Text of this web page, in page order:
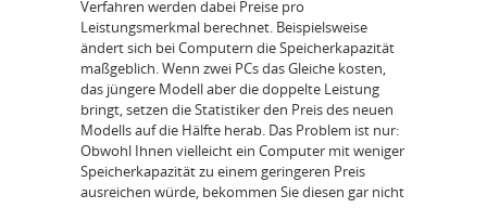
Verfahren werden dabei Preise pro
Leistungsmerkmal berechnet. Beispielsweise
ändert sich bei Computern die Speicherkapazität
maßgeblich. Wenn zwei PCs das Gleiche kosten,
das jüngere Modell aber die doppelte Leistung
bringt, setzen die Statistiker den Preis des neuen
Modells auf die Hälfte herab. Das Problem ist nur:
Obwohl Ihnen vielleicht ein Computer mit weniger
Speicherkapazität zu einem geringeren Preis
ausreichen würde, bekommen Sie diesen gar nicht